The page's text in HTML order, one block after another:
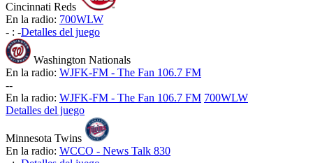
Cincinnati Reds
En la radio: 700WLW
- : -Detalles del juego
Washington Nationals
En la radio: WJFK-FM - The Fan 106.7 FM
--
En la radio: WJFK-FM - The Fan 106.7 FM 700WLW
Detalles del juego
Minnesota Twins
En la radio: WCCO - News Talk 830